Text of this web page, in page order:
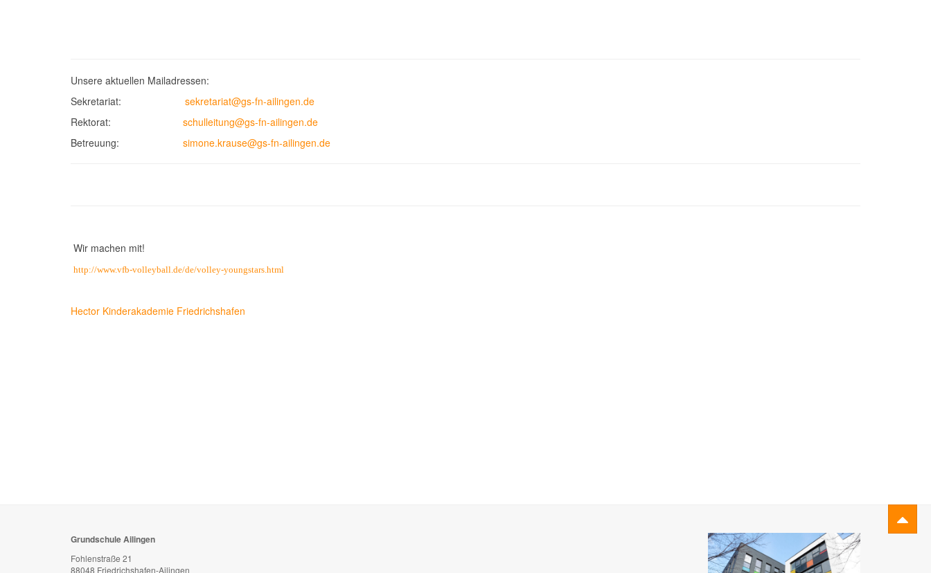
Unsere aktuellen Mailadressen:
Sekretariat: sekretariat@gs-fn-ailingen.de
Rektorat: schulleitung@gs-fn-ailingen.de
Betreuung: simone.krause@gs-fn-ailingen.de
Wir machen mit!
http://www.vfb-volleyball.de/de/volley-youngstars.html
Hector Kinderakademie Friedrichshafen
Grundschule Ailingen
Fohlenstraße 21
88048 Friedrichshafen-Ailingen